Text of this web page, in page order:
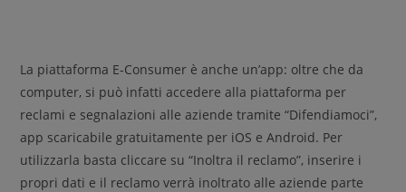
La piattaforma E-Consumer è anche un’app: oltre che da
computer, si può infatti accedere alla piattaforma per
reclami e segnalazioni alle aziende tramite “Difendiamoci”,
app scaricabile gratuitamente per iOS e Android. Per
utilizzarla basta cliccare su “Inoltra il reclamo”, inserire i
propri dati e il reclamo verrà inoltrato alle aziende parte